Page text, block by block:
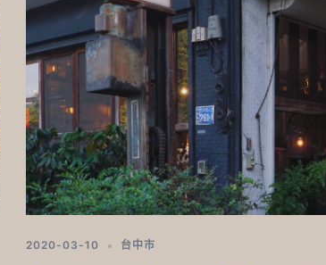
2020-03-10 台中市